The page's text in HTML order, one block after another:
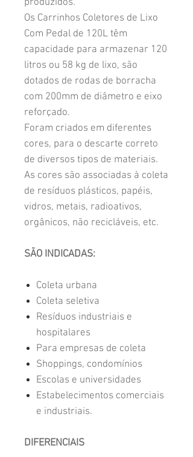
produzidos.
Os Carrinhos Coletores de Lixo
Com Pedal de 120L têm
capacidade para armazenar 120
litros ou 58 kg de lixo, são
dotados de rodas de borracha
com 200mm de diâmetro e eixo
reforçado.
Foram criados em diferentes
cores, para o descarte correto
de diversos tipos de materiais.
As cores são associadas à coleta
de resíduos plásticos, papéis,
vidros, metais, radioativos,
orgânicos, não recicláveis, etc.
SÃO INDICADAS:
Coleta urbana
Coleta seletiva
Resíduos industriais e
hospitalares
Para empresas de coleta
Shoppings, condomínios
Escolas e universidades
Estabelecimentos comerciais
e industriais.
DIFERENCIAIS